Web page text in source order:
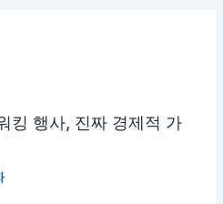
킹 행사, 진짜 경제적 가